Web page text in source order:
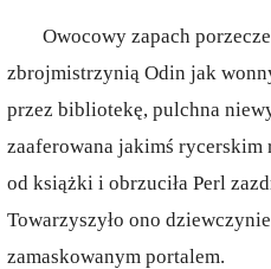
Owocowy zapach
zbrojmistrzynią Odin jak
przez bibliotekę, pulchna
zaaferowana jakimś rycerskim
od książki i obrzuciła Perl
Towarzyszyło ono
zamaskowanym portalem.